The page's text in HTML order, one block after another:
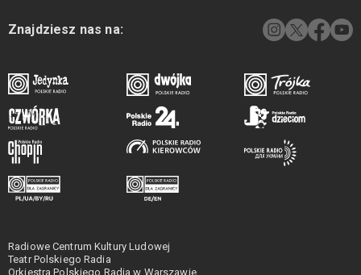
Znajdziesz nas na:
Radiowe Centrum Kultury Ludowej
Teatr Polskiego Radia
Orkiestra Polskiego Radia w Warszawie